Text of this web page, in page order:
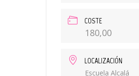
COSTE
180,00
LOCALIZACIÓN
Escuela Alcalá